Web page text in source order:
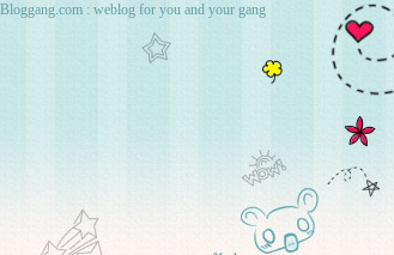
Bloggang.com : weblog for you and your gang